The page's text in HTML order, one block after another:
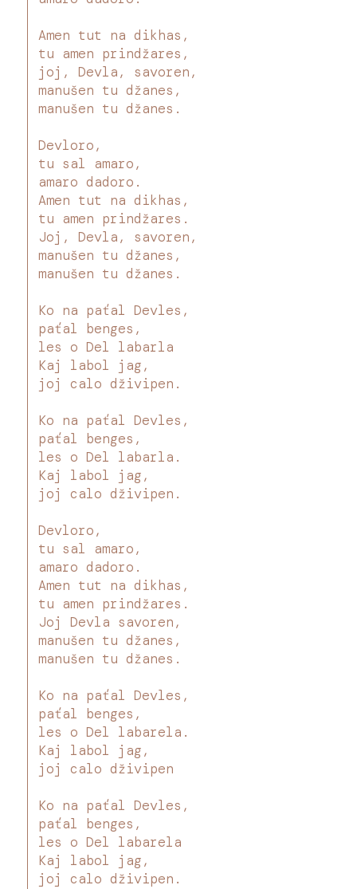
Amen tut na dikhas,
tu amen prindžares,
joj, Devla, savoren,
manušen tu džanes,
manušen tu džanes.
Devloro,
tu sal amaro,
amaro dadoro.
Amen tut na dikhas,
tu amen prindžares.
Joj, Devla, savoren,
manušen tu džanes,
manušen tu džanes.
Ko na paťal Devles,
paťal benges,
les o Del labarla
Kaj labol jag,
joj calo dživipen.
Ko na paťal Devles,
paťal benges,
les o Del labarla.
Kaj labol jag,
joj calo dživipen.
Devloro,
tu sal amaro,
amaro dadoro.
Amen tut na dikhas,
tu amen prindžares.
Joj Devla savoren,
manušen tu džanes,
manušen tu džanes.
Ko na paťal Devles,
paťal benges,
les o Del labarela.
Kaj labol jag,
joj calo dživipen
Ko na paťal Devles,
paťal benges,
les o Del labarela
Kaj labol jag,
joj calo dživipen.